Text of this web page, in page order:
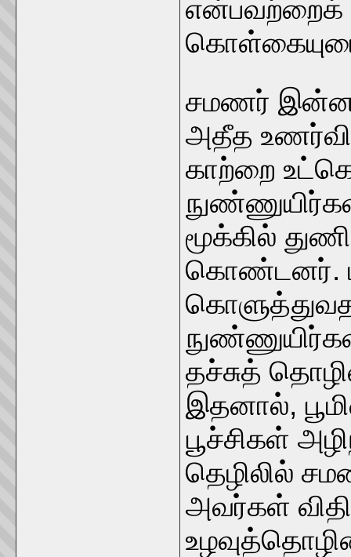
என்பவற்றைக்
சமணர்
அதீத
காற்றை
மூக்கில்
கொண்டனர்.
தச்சுத்
இதனால்,
பூச்சிகள்
தெழிலில்
அவர்கள்